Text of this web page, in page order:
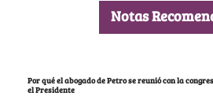
Notas
Por qué el abogado de Petro se reunió con la
el Presidente